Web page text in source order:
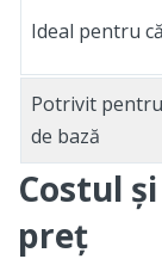
Ideal pentru
Potrivit
de bază
Costul
preț